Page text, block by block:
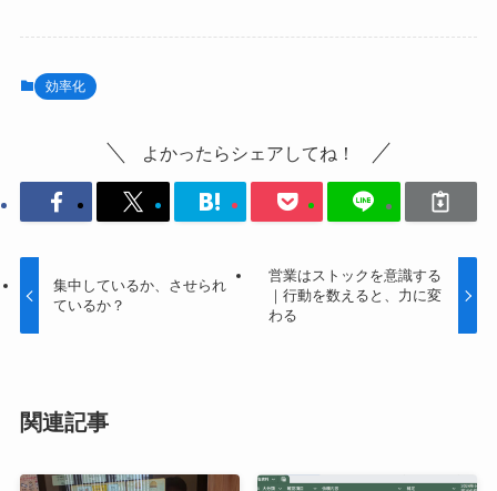
効率化
よかったらシェアしてね！
集中しているか、させられ
ているか？
営業はストックを意識する
｜行動を数えると、力に変
わる
関連記事